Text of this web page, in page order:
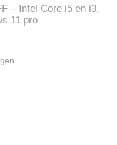
– Intel Core i5 en i3,
11 pro